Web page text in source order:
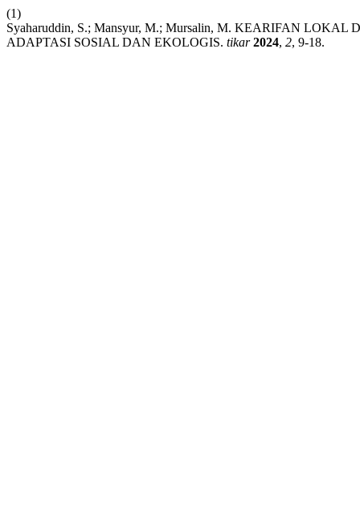
(1)
Syaharuddin, S.; Mansyur, M.; Mursalin, M. KEARIFAN
ADAPTASI SOSIAL DAN EKOLOGIS. tikar 2024, 2, 9-18.